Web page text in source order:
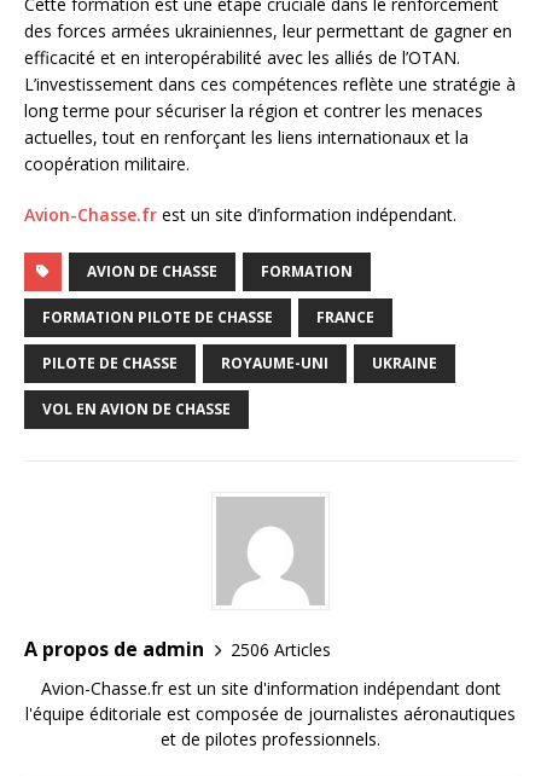
des forces armées ukrainiennes, leur permettant de gagner en
efficacité et en interopérabilité avec les alliés de l’OTAN.
L’investissement dans ces compétences reflète une stratégie à
long terme pour sécuriser la région et contrer les menaces
actuelles, tout en renforçant les liens internationaux et la
coopération militaire.
Avion-Chasse.fr est un site d’information indépendant.
AVION DE CHASSE FORMATION
FORMATION PILOTE DE CHASSE FRANCE
PILOTE DE CHASSE ROYAUME-UNI UKRAINE
VOL EN AVION DE CHASSE
A propos de admin
2506 Articles
Avion-Chasse.fr est un site d'information indépendant dont
l'équipe éditoriale est composée de journalistes aéronautiques
et de pilotes professionnels.